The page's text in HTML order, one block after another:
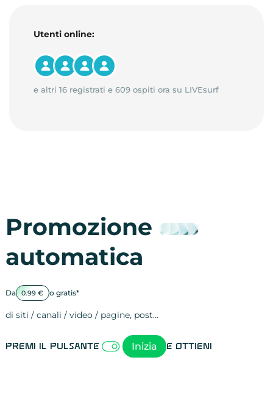
Utenti online:
e altri 16 registrati e 609 ospiti ora su LIVEsurf
Promozione
automatica
Da 0.99 € o gratis*
di siti / canali / video / pagine, post…
Premi il pulsante Inizia e ottieni